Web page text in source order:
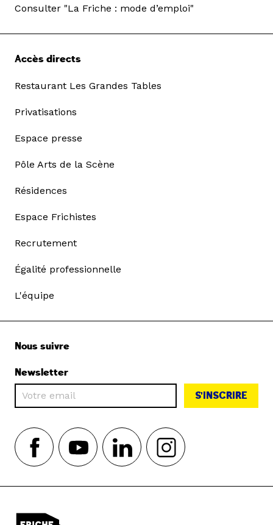
Consulter "La Friche : mode d’emploi"
Accès directs
Restaurant Les Grandes Tables
Privatisations
Espace presse
Pôle Arts de la Scène
Résidences
Espace Frichistes
Recrutement
Égalité professionnelle
L'équipe
Nous suivre
Newsletter
S'INSCRIRE